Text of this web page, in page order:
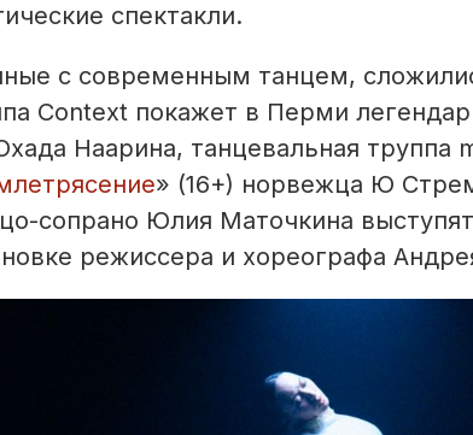
спектакли.
с современным танцем,
Context покажет в Перми
Наарина, танцевальная труппа
» (16+) норвежца Ю
сопрано Юлия Маточкина
режиссера и хореографа